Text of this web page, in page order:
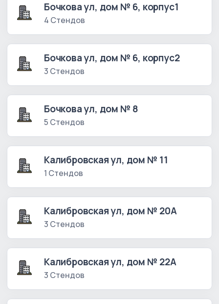
Бочкова ул, дом № 6, корпус1
4 Стендов
Бочкова ул, дом № 6, корпус2
3 Стендов
Бочкова ул, дом № 8
5 Стендов
Калибровская ул, дом № 11
1 Стендов
Калибровская ул, дом № 20А
3 Стендов
Калибровская ул, дом № 22А
3 Стендов